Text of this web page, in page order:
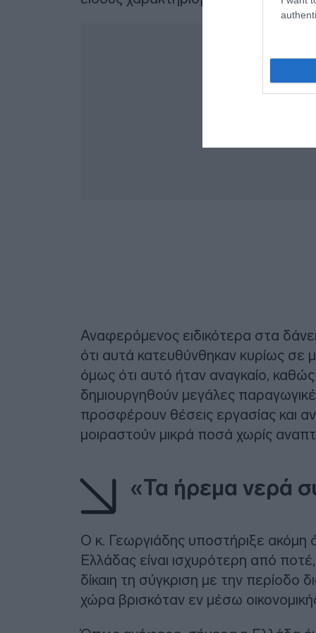
Αναφερόμενος ειδικότερα στα
ότι αυτά κατευθύνθηκαν κυρίως σε
όμως ότι αυτό ήταν αναγκαίο,
δημιουργηθούν μεγάλες
προσφέρουν θέσεις εργασίας και
μοιραστούν μικρά ποσά χωρίς
«Τα ήρεμα νερά
Ο κ. Γεωργιάδης υποστήριξε ακόμη
Ελλάδας είναι ισχυρότερη από
δίκαιη τη σύγκριση με την
χώρα βρισκόταν εν μέσω